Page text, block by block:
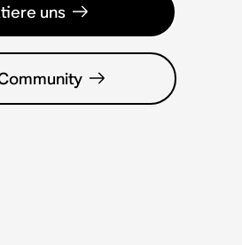
uns